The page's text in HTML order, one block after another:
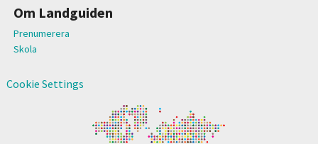
Om Landguiden
Prenumerera
Skola
Cookie Settings